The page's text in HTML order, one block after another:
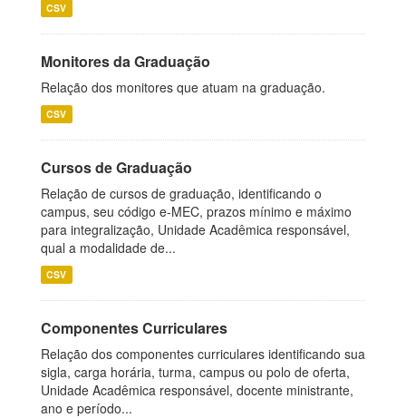
CSV
Monitores da Graduação
Relação dos monitores que atuam na graduação.
CSV
Cursos de Graduação
Relação de cursos de graduação, identificando o
campus, seu código e-MEC, prazos mínimo e máximo
para integralização, Unidade Acadêmica responsável,
qual a modalidade de...
CSV
Componentes Curriculares
Relação dos componentes curriculares identificando sua
sigla, carga horária, turma, campus ou polo de oferta,
Unidade Acadêmica responsável, docente ministrante,
ano e período...